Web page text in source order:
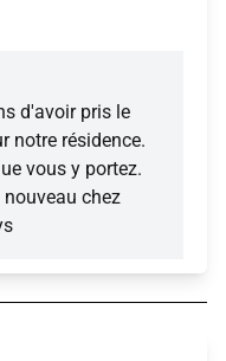
d'avoir pris le
notre résidence.
vous y portez.
chez